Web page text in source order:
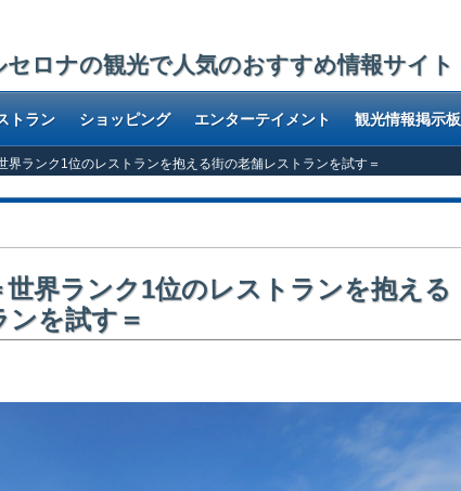
セロナの観光で人気のおすすめ情報サイト
トラン ショッピング エンターテイメント 観光情報掲示板
ランク1位のレストランを抱える街の老舗レストランを試す＝
界ランク1位のレストランを抱える
ンを試す＝